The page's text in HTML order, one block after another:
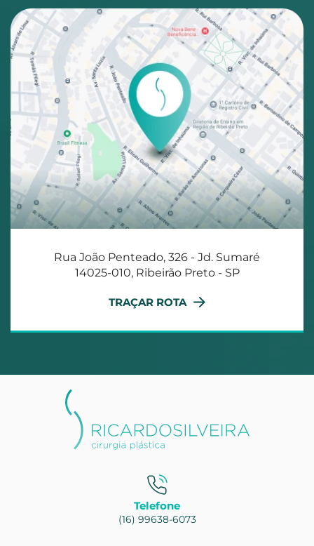
Rua João Penteado, 326 - Jd. Sumaré
14025-010, Ribeirão Preto - SP
TRAÇAR ROTA
Telefone
(16) 99638-6073